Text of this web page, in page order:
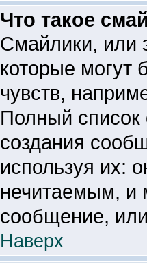
Что такое
Смайлики, или
которые могут
чувств,
Полный
создания
используя их:
нечитаемым, и
сообщение,
Наверх